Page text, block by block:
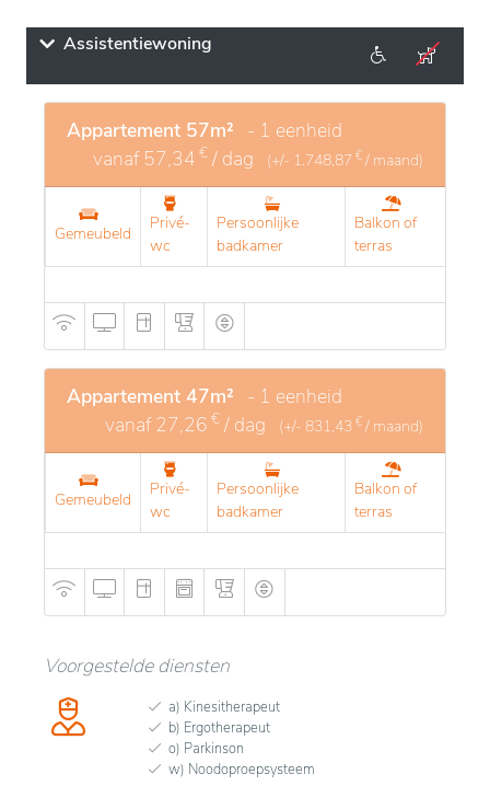
Assistentiewoning
Appartement 57m² - 1 eenheid
vanaf 57,34 € / dag (+/- 1.748,87 € / maand)
Gemeubeld
Privé-
wc
Persoonlijke
badkamer
Balkon of
terras
Appartement 47m² - 1 eenheid
vanaf27,26 € / dag (+/- 831,43 € / maand)
Gemeubeld
Privé-
wc
Persoonlijke
badkamer
Balkon of
terras
Voorgestelde diensten
a) Kinesitherapeut
b) Ergotherapeut
o) Parkinson
w) Noodoproepsysteem